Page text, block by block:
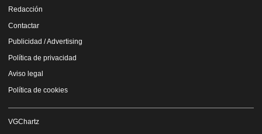
Redacción
Contactar
Publicidad / Advertising
Política de privacidad
Aviso legal
Política de cookies
VGChartz